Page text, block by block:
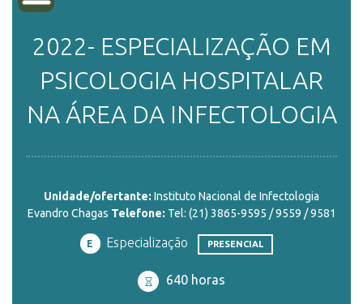
SOBRE
CURSOS
2022- ESPECIALIZAÇÃO EM
PSICOLOGIA HOSPITALAR
NA ÁREA DA INFECTOLOGIA
Unidade/ofertante: Instituto Nacional de Infectologia
Evandro Chagas Telefone: Tel: (21) 3865-9595 / 9559 / 9581
E Especialização PRESENCIAL
640 horas